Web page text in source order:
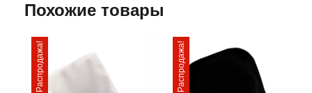
Похожие товары
Распродажа! Распродажа!